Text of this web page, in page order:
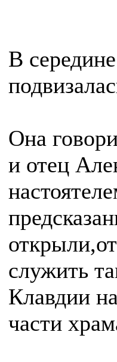
В
Она
и отец
служить
Клавдии
части